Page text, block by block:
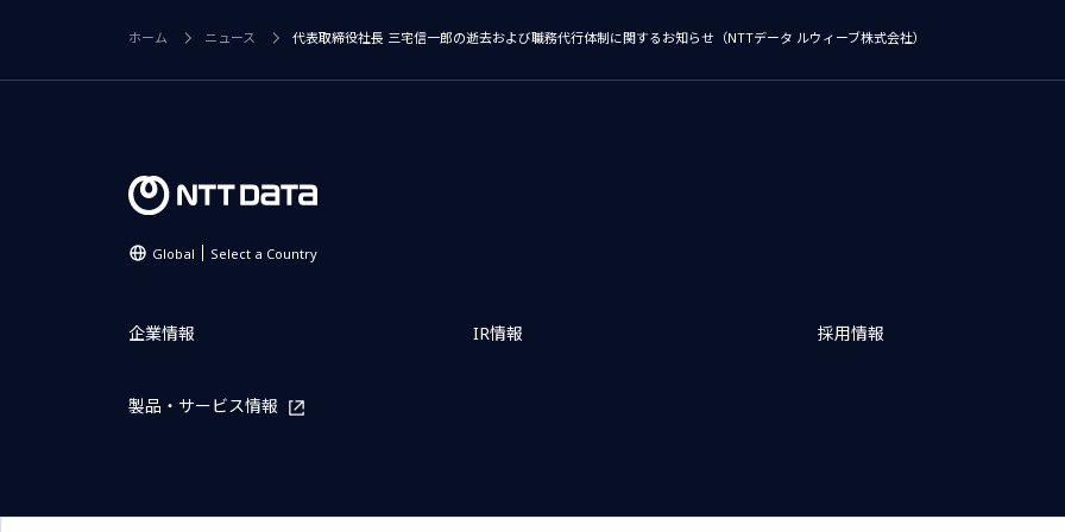
ホーム ニュース 代表取締役社長 三宅信一郎の逝去および職務代行体制に関するお知らせ（NTTデータ ルウィーブ株式会社）
Global Select a Country
企業情報 IR情報 採用情報
製品・サービス情報